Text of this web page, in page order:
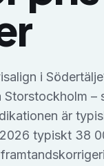
i
–
är
typiskt 38